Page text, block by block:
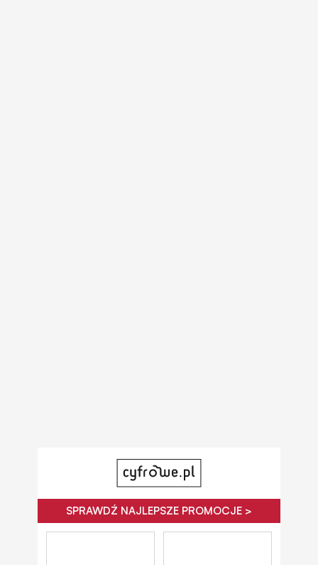
SPRAWDŹ NAJLEPSZE PROMOCJE >